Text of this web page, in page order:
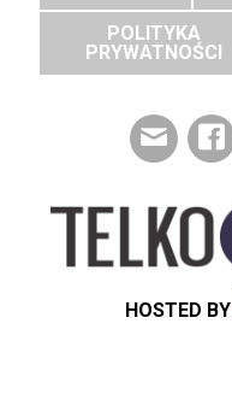
POLITYKA
PRYWATNOŚCI
HOSTED BY